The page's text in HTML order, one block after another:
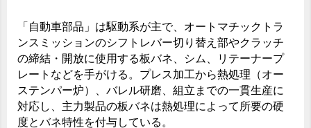
「自動車部品」は駆動系が主で、オートマチックトラ
ンスミッションのシフトレバー切り替え部やクラッチ
の締結・開放に使用する板バネ、シム、リテーナープ
レートなどを手がける。プレス加工から熱処理（オー
ステンパー炉）、バレル研磨、組立までの一貫生産に
対応し、主力製品の板バネは熱処理によって所要の硬
度とバネ特性を付与している。